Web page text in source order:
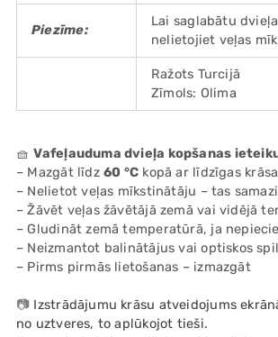
Piezīme:
Lai saglabātu
nelietojiet veļas
Ražots Turcijā
Zīmols: Olima
🧺Vafeļauduma dvieļa kopšanas
– Mazgāt līdz60 °C kopā ar līdzīgas
– Nelietot veļas mīkstinātāju – tas
– Žāvēt veļas žāvētājā zemā vai vidējā
– Gludināt zemā temperatūrā, ja
– Neizmantot balinātājus vai optiskos
– Pirms pirmās lietošanas – izmazgāt
📷 Izstrādājumu krāsu atveidojums
no uztveres, to aplūkojot tieši.